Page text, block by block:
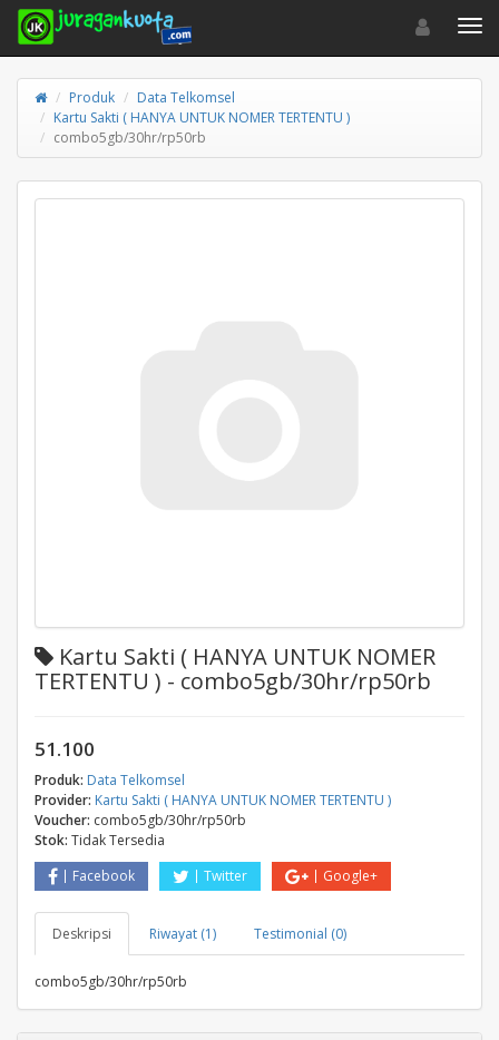
Toggle
Produk
Data Telkomsel
Kartu Sakti ( HANYA UNTUK NOMER TERTENTU )
combo5gb/30hr/rp50rb
Kartu Sakti ( HANYA UNTUK NOMER
TERTENTU ) - combo5gb/30hr/rp50rb
51.100
Produk: Data Telkomsel
Provider: Kartu Sakti ( HANYA UNTUK NOMER TERTENTU )
Voucher: combo5gb/30hr/rp50rb
Stok: Tidak Tersedia
Facebook
Twitter Google+
Deskripsi Riwayat (1) Testimonial (0)
combo5gb/30hr/rp50rb